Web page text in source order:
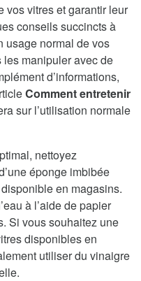
vos vitres et garantir leur
conseils succincts à
usage normal de vos
manipuler avec de
d’informations,
Comment entretenir
sur l’utilisation normale
nettoyez
éponge imbibée
en magasins.
à l’aide de papier
Si vous souhaitez une
disponibles en
utiliser du vinaigre